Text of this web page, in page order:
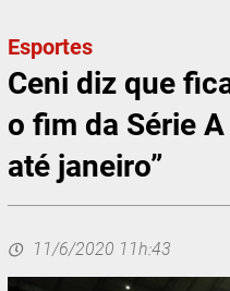
Esportes
Ceni diz que
o fim da Série
até janeiro”
11/6/2020 11h:43